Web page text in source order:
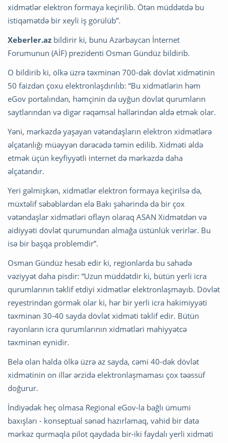
xidmətlər elektron formaya keçirilib. Ötən müddətdə bu
istiqamətdə bir xeyli iş görülüb”.
Xeberler.az bildirir ki, bunu Azərbaycan İnternet
Forumunun (AİF) prezidenti Osman Gündüz bildirib.
O bildirib ki, ölkə üzrə təxminən 700-dək dövlət xidmətinin
50 faizdən çoxu elektronlaşdırılıb: “Bu xidmətlərin həm
eGov portalından, həmçinin də uyğun dövlət qurumların
saytlarından və digər rəqəmsal həllərindən əldə etmək olar.
Yəni, mərkəzdə yaşayan vətəndaşların elektron xidmətlərə
əlçatanlığı müəyyən dərəcədə təmin edilib. Xidməti əldə
etmək üçün keyfiyyətli internet də mərkəzdə daha
əlçatandır.
Yeri gəlmişkən, xidmətlər elektron formaya keçirilsə də,
müxtəlif səbəblərdən elə Bakı şəhərində də bir çox
vətəndaşlar xidmətləri oflayn olaraq ASAN Xidmətdən və
aidiyyəti dövlət qurumundan almağa üstünlük verirlər. Bu
isə bir başqa problemdir”.
Osman Gündüz hesab edir ki, regionlarda bu sahədə
vəziyyət daha pisdir: “Uzun müddətdir ki, bütün yerli icra
qurumlarının təklif etdiyi xidmətlər elektronlaşmayıb. Dövlət
reyestrindən görmək olar ki, hər bir yerli icra hakimiyyəti
təxminən 30-40 sayda dövlət xidməti təklif edir. Bütün
rayonların icra qurumlarının xidmətləri mahiyyətcə
təxminən eynidir.
Belə olan halda ölkə üzrə az sayda, cəmi 40-dək dövlət
xidmətinin on illər ərzidə elektronlaşmaması çox təəssüf
doğurur.
İndiyədək heç olmasa Regional eGov-la bağlı ümumi
baxışları - konseptual sənəd hazırlamaq, vahid bir data
mərkəz qurmaqla pilot qaydada bir-iki faydalı yerli xidməti